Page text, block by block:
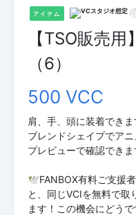
アイテム
【TSO販売
（6）
500 VCC
肩、手、頭に装着でき
ブレンドシェイプでアニ
プレビューで確認でき
🕊FANBOX有料ご支援
と、同じVCIを無料で取
ます！この機会にどうで